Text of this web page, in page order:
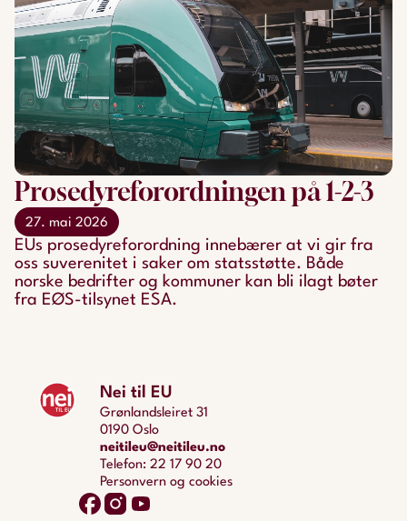
Prosedyreforordningen på 1-2-3
27. mai 2026
EUs prosedyreforordning innebærer at vi gir fra
oss suverenitet i saker om statsstøtte. Både
norske bedrifter og kommuner kan bli ilagt bøter
fra EØS-tilsynet ESA.
Nei til EU
Grønlandsleiret 31
0190 Oslo
neitileu@neitileu.no
Telefon: 22 17 90 20
Personvern og cookies